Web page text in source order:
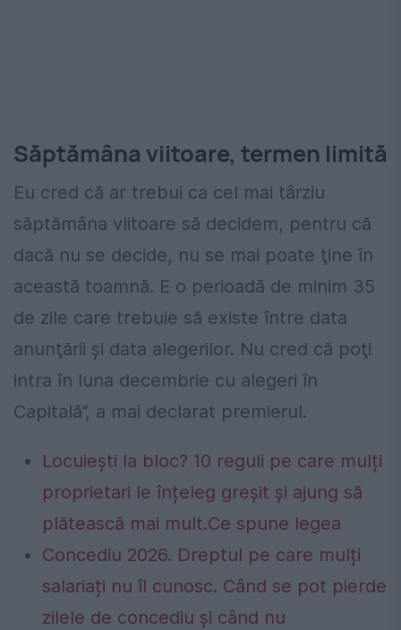
Săptămâna viitoare, termen limită
Eu cred că ar trebui ca cel mai târziu
săptămâna viitoare să decidem, pentru că
dacă nu se decide, nu se mai poate ţine în
această toamnă. E o perioadă de minim 35
de zile care trebuie să existe între data
anunţării şi data alegerilor. Nu cred că poţi
intra în luna decembrie cu alegeri în
Capitală”, a mai declarat premierul.
Locuiești la bloc? 10 reguli pe care mulți
proprietari le înțeleg greșit și ajung să
plătească mai mult.Ce spune legea
Concediu 2026. Dreptul pe care mulți
salariați nu îl cunosc. Când se pot pierde
zilele de concediu și când nu